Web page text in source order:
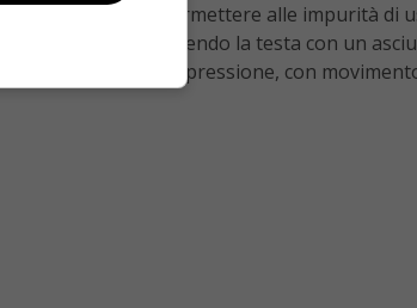
e permettere alle impurità di
il viso coprendo la testa con un
una leggera pressione, con